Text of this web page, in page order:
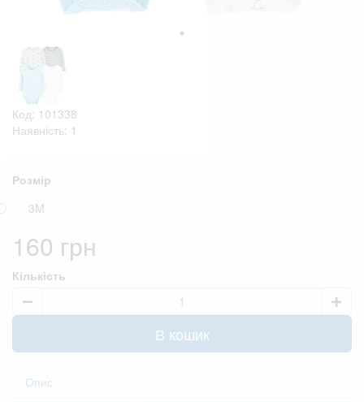
Код: 101338
Наявність: 1
Розмір
3M
160 грн
Кількість
В кошик
Опис